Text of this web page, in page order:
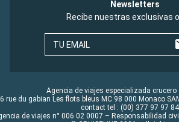
Newsletters
Recibe nuestras exclusivas
TU EMAIL
Agencia de viajes especializada crucero
rue du gabian Les flots bleus MC 98 000 Monaco
contact tel : (00) 377 97 97
de viajes n° 006 02 0007 – Responsabilidad